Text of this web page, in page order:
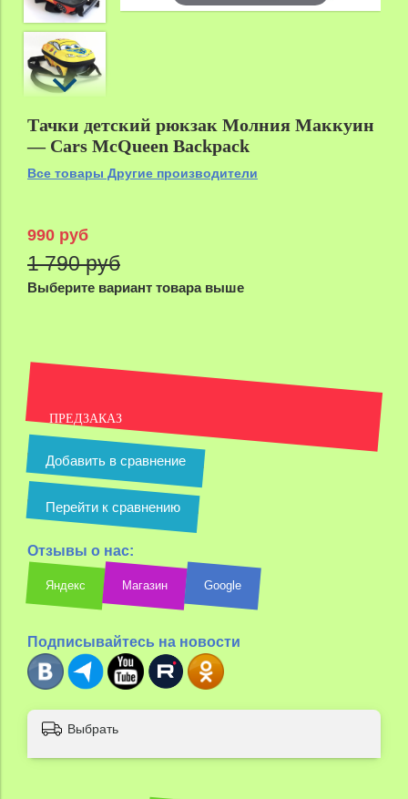
Тачки детский рюкзак Молния Маккуин
— Cars McQueen Backpack
Все товары Другие производители
990 руб
1 790 руб
Выберите вариант товара выше
ПРЕДЗАКАЗ
Добавить в сравнение
Перейти к сравнению
Отзывы о нас:
Яндекс Магазин Google
Подписывайтесь на новости
Выбрать